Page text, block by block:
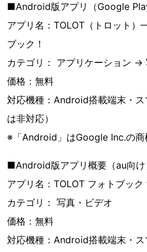
■Android版アプリ（Google
アプリ名：TOLOT（トロット）
ブック！
カテゴリ： アプリケーション →
価格：無料
対応機種：Android搭載端末・
は非対応）
※「Android」はGoogle Inc.の商
■Android版アプリ概要（au向け
アプリ名：TOLOT フォトブッ
カテゴリ： 写真・ビデオ
価格：無料
対応機種：Android搭載端末・